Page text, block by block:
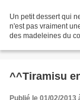
Un petit dessert qui
n'est pas vraiment
des madeleines du
^^Tiramisu
Publié le 01/02/2013